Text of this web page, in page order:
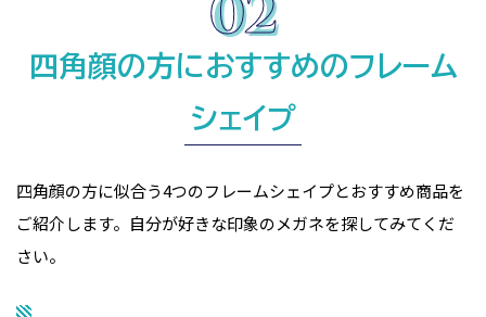
四角顔の方におすすめのフレーム
シェイプ
四角顔の方に似合う4つのフレームシェイプとおすすめ商品を
ご紹介します。自分が好きな印象のメガネを探してみてくだ
さい。